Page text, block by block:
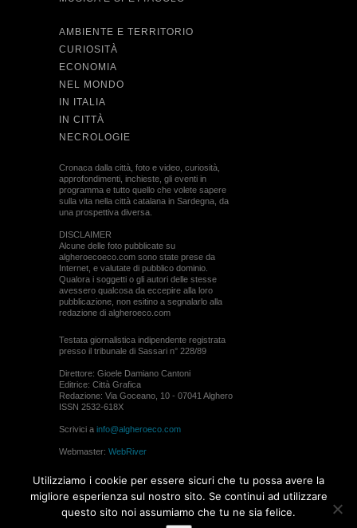
AMBIENTE E TERRITORIO
CURIOSITÀ
ECONOMIA
NEL MONDO
IN ITALIA
IN CITTÀ
NECROLOGIE
Cronaca dalla città, foto e video, curiosità,
approfondimenti, inchieste, gli eventi in
programma e tutto quello che volete sapere
sulla vita nella città catalana in Sardegna, da
una prospettiva diversa.
DISCLAIMER
Alcune delle foto pubblicate su
algheroecoeco.com sono state prese da
Internet, e valutate di pubblico dominio.
Qualora i soggetti o gli autori delle stesse
avessero qualcosa da eccepire alla loro
pubblicazione, non esitino a segnalarlo alla
redazione di algheroeco.com
Testata giornalistica indipendente registrata
presso il tribunale di Sassari n° 228/89
Direttore: Gioele Damiano Cantoni
Editrice: Città Grafica
Redazione: Via Goceano, 10 - 07041 Alghero
ISSN 2532-618X
Scrivici a info@algheroeco.com
Webmaster: WebRiver
permesso di algheroeco.com
Utilizziamo i cookie per essere sicuri che tu possa avere la
migliore esperienza sul nostro sito. Se continui ad utilizzare
questo sito noi assumiamo che tu ne sia felice.